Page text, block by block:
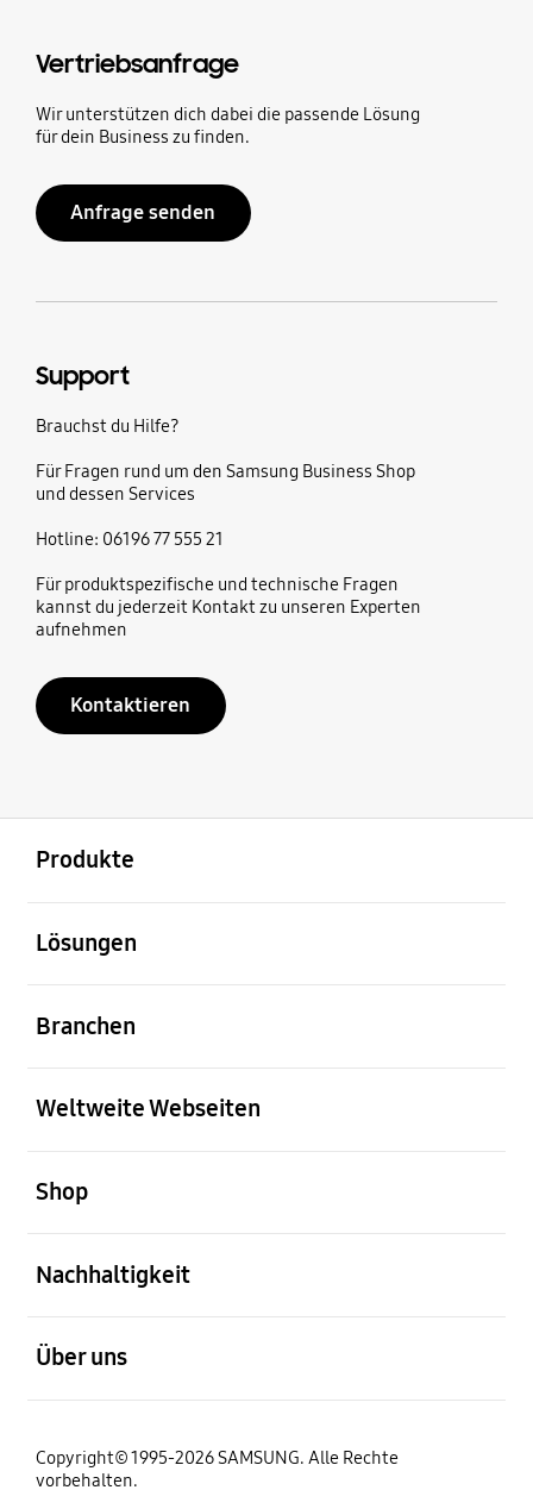
Vertriebsanfrage
Wir unterstützen dich dabei die passende Lösung
für dein Business zu finden.
Anfrage senden
Support
Brauchst du Hilfe?
Für Fragen rund um den Samsung Business Shop
und dessen Services
Hotline: 06196 77 555 21
Für produktspezifische und technische Fragen
kannst du jederzeit Kontakt zu unseren Experten
aufnehmen
Kontaktieren
Produkte
Lösungen
Branchen
Weltweite Webseiten
Shop
Nachhaltigkeit
Über uns
Copyright© 1995-2026 SAMSUNG. Alle Rechte
vorbehalten.